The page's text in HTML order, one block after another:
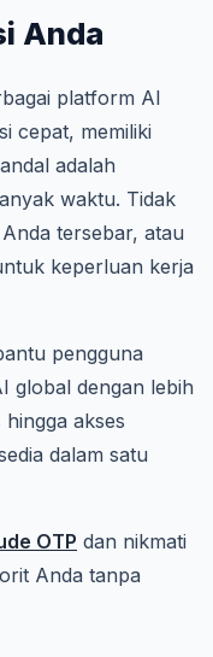
Anda
platform AI
cepat, memiliki
adalah
waktu. Tidak
tersebar, atau
keperluan kerja
pengguna
global dengan lebih
akses
dalam satu
OTP dan nikmati
Anda tanpa